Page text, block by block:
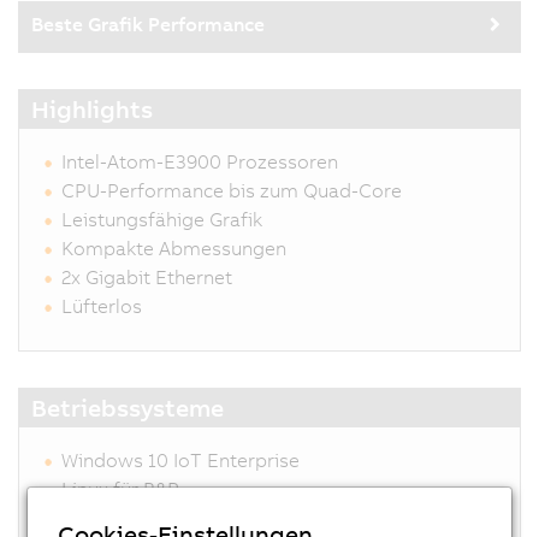
Beste Grafik Performance
Highlights
Intel-Atom-E3900 Prozessoren
CPU-Performance bis zum Quad-Core
Leistungsfähige Grafik
Kompakte Abmessungen
2x Gigabit Ethernet
Lüfterlos
Betriebssysteme
Windows 10 IoT Enterprise
Linux für B&R